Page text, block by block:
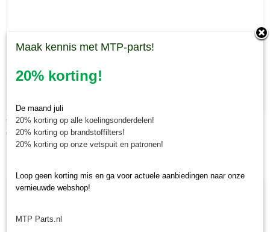
Verf Kubota kleuren
€ 31,58
Maak kennis met MTP-parts!
20% korting!
De maand juli
20% korting op alle koelingsonderdelen!
20% korting op brandstoffilters!
20% korting op onze vetspuit en patronen!
Loop geen korting mis en ga voor actuele aanbiedingen naar onze
vernieuwde webshop!
MTP Parts.nl